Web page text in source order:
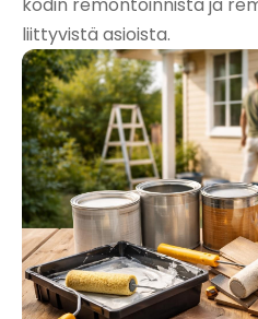
liittyvistä asioista.